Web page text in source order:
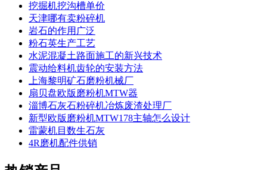
挖掘机挖沟槽单价
天津哪有卖粉碎机
岩石的作用广泛
粉石英生产工艺
水泥混凝土路面施工的新兴技术
震动给料机齿轮的安装方法
上海黎明矿石磨粉机械厂
扇贝盘欧版磨粉机MTW器
淄博石灰石粉碎机冶炼废渣处理厂
新型欧版磨粉机MTW178主轴怎么设计
雷蒙机目数生石灰
4R磨机配件供销